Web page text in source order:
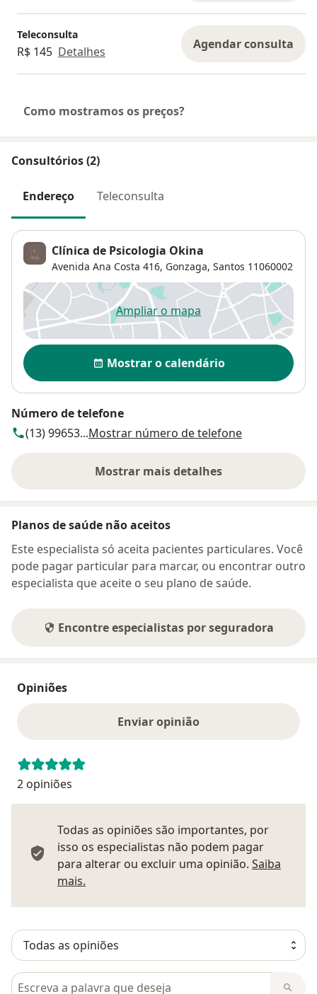
Teleconsulta
R$ 145 Detalhes Agendar consulta
Como mostramos os preços?
Consultórios (2)
Endereço Teleconsulta
Clínica de Psicologia Okina
Avenida Ana Costa 416, Gonzaga, Santos 11060002
Ampliar o mapaabre num novo separador
Disponibilidade
Mostrar o calendário
Número de telefone
(13) 99653...Mostrar número de telefone
Mostrar mais detalhes
sobre o endereço
Planos de saúde não aceitos
Este especialista só aceita pacientes particulares. Você
pode pagar particular para marcar, ou encontrar outro
especialista que aceite o seu plano de saúde.
Encontre especialistas por seguradora
Opiniões
Enviar opinião
2 opiniões
Todas as opiniões são importantes, por
isso os especialistas não podem pagar
para alterar ou excluir uma opinião. Saiba
mais.
Pesquisar em opiniões